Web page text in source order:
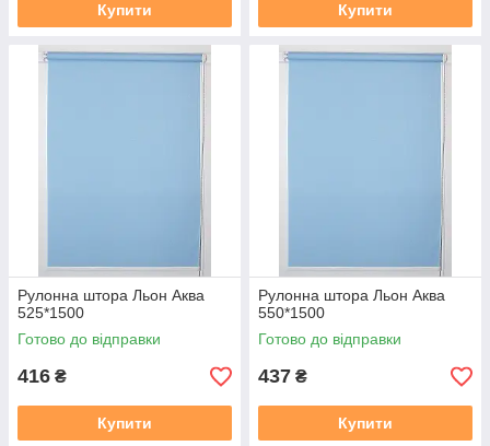
Купити Купити
Рулонна штора Льон Аква
525*1500
Готово до відправки
416 ₴
Купити
Рулонна штора Льон Аква
550*1500
Готово до відправки
437 ₴
Купити